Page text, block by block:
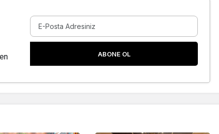
ABONE OL